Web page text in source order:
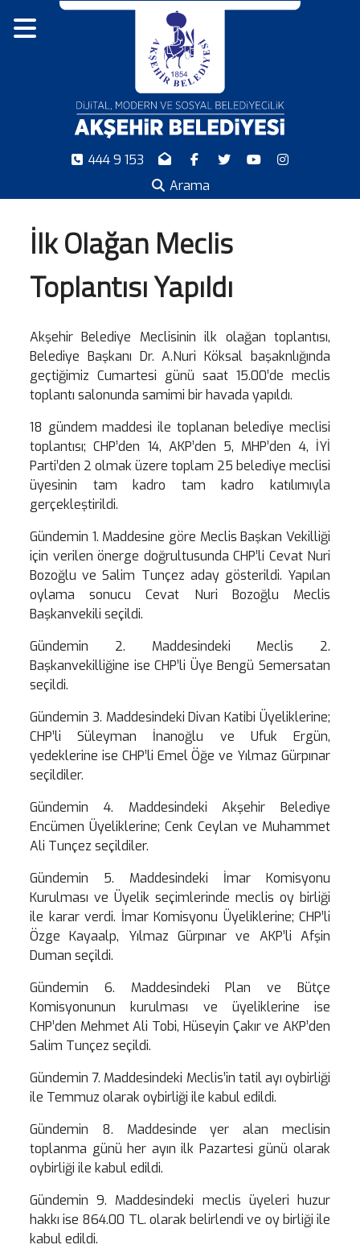
444 9 153
Arama
İlk Olağan Meclis
Toplantısı Yapıldı
Akşehir Belediye Meclisinin ilk olağan toplantısı,
Belediye Başkanı Dr. A.Nuri Köksal başaknlığında
geçtiğimiz Cumartesi günü saat 15.00’de meclis
toplantı salonunda samimi bir havada yapıldı.
18 gündem maddesi ile toplanan belediye meclisi
toplantısı; CHP’den 14, AKP’den 5, MHP’den 4, İYİ
Parti’den 2 olmak üzere toplam 25 belediye meclisi
üyesinin tam kadro tam kadro katılımıyla
gerçekleştirildi.
Gündemin 1. Maddesine göre Meclis Başkan Vekilliği
için verilen önerge doğrultusunda CHP’li Cevat Nuri
Bozoğlu ve Salim Tunçez aday gösterildi. Yapılan
oylama sonucu Cevat Nuri Bozoğlu Meclis
Başkanvekili seçildi.
Gündemin 2. Maddesindeki Meclis 2.
Başkanvekilliğine ise CHP’li Üye Bengü Semersatan
seçildi.
Gündemin 3. Maddesindeki Divan Katibi Üyeliklerine;
CHP’li Süleyman İnanoğlu ve Ufuk Ergün,
yedeklerine ise CHP’li Emel Öğe ve Yılmaz Gürpınar
seçildiler.
Gündemin 4. Maddesindeki Akşehir Belediye
Encümen Üyeliklerine; Cenk Ceylan ve Muhammet
Ali Tunçez seçildiler.
Gündemin 5. Maddesindeki İmar Komisyonu
Kurulması ve Üyelik seçimlerinde meclis oy birliği
ile karar verdi. İmar Komisyonu Üyeliklerine; CHP’li
Özge Kayaalp, Yılmaz Gürpınar ve AKP’li Afşin
Duman seçildi.
Gündemin 6. Maddesindeki Plan ve Bütçe
Komisyonunun kurulması ve üyeliklerine ise
CHP’den Mehmet Ali Tobi, Hüseyin Çakır ve AKP’den
Salim Tunçez seçildi.
Gündemin 7. Maddesindeki Meclis’in tatil ayı oybirliği
ile Temmuz olarak oybirliği ile kabul edildi.
Gündemin 8. Maddesinde yer alan meclisin
toplanma günü her ayın ilk Pazartesi günü olarak
oybirliği ile kabul edildi.
Gündemin 9. Maddesindeki meclis üyeleri huzur
hakkı ise 864.00 TL. olarak belirlendi ve oy birliği ile
kabul edildi.